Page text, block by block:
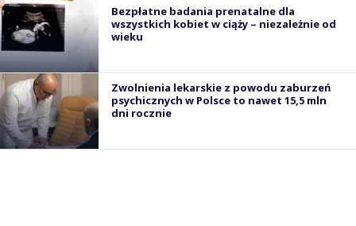
Bezpłatne badania prenatalne dla
wszystkich kobiet w ciąży – niezależnie od
wieku
Zwolnienia lekarskie z powodu zaburzeń
psychicznych w Polsce to nawet 15,5 mln
dni rocznie